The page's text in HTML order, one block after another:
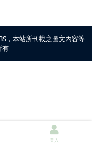
，本站所刊載之圖文內容等
有
登入